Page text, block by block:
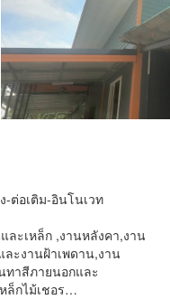
-ต่อเติม-อินโนเวท
ละเหล็ก ,งานหลังคา,งาน
ละงานฝ้าเพดาน,งาน
ทาสีภายนอกและ
ล็กไม้เชอร…